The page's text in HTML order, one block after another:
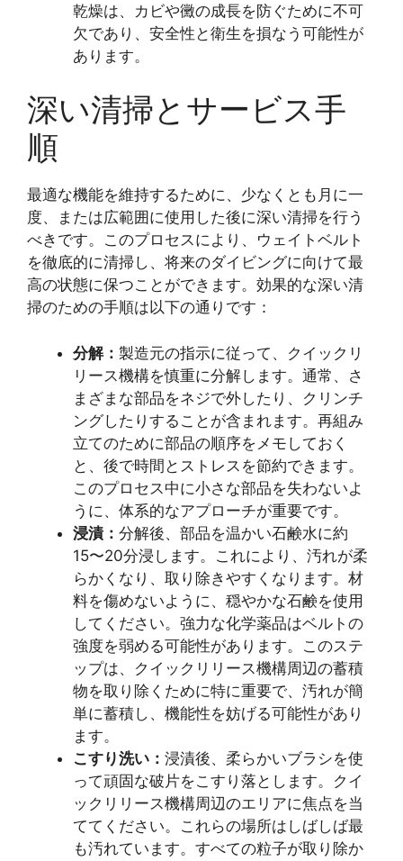
乾燥は、カビや黴の成長を防ぐために不可
欠であり、安全性と衛生を損なう可能性が
あります。
深い清掃とサービス手
順
最適な機能を維持するために、少なくとも月に一
度、または広範囲に使用した後に深い清掃を行う
べきです。このプロセスにより、ウェイトベルト
を徹底的に清掃し、将来のダイビングに向けて最
高の状態に保つことができます。効果的な深い清
掃のための手順は以下の通りです：
分解： 製造元の指示に従って、クイックリ
リース機構を慎重に分解します。通常、さ
まざまな部品をネジで外したり、クリンチ
ングしたりすることが含まれます。再組み
立てのために部品の順序をメモしておく
と、後で時間とストレスを節約できます。
このプロセス中に小さな部品を失わないよ
うに、体系的なアプローチが重要です。
浸漬： 分解後、部品を温かい石鹸水に約
15〜20分浸します。これにより、汚れが柔
らかくなり、取り除きやすくなります。材
料を傷めないように、穏やかな石鹸を使用
してください。強力な化学薬品はベルトの
強度を弱める可能性があります。このステ
ップは、クイックリリース機構周辺の蓄積
物を取り除くために特に重要で、汚れが簡
単に蓄積し、機能性を妨げる可能性があり
ます。
こすり洗い： 浸漬後、柔らかいブラシを使
って頑固な破片をこすり落とします。クイ
ックリリース機構周辺のエリアに焦点を当
ててください。これらの場所はしばしば最
も汚れています。すべての粒子が取り除か